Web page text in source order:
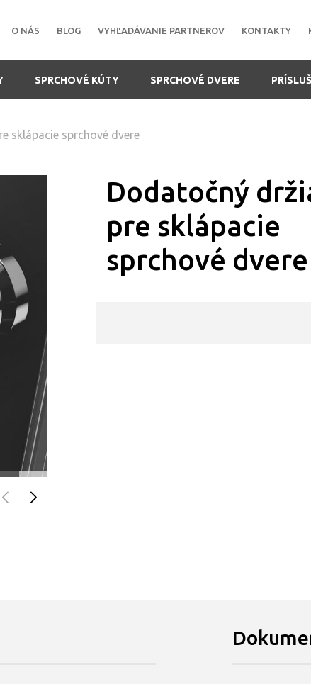
O NÁS BLOG VYHĽADÁVANIE PARTNEROV KONTAKTY
SPRCHOVÉ KÚTY SPRCHOVÉ DVERE
sklápacie sprchové dvere
Dodatočný
pre sklápacie
sprchové dvere